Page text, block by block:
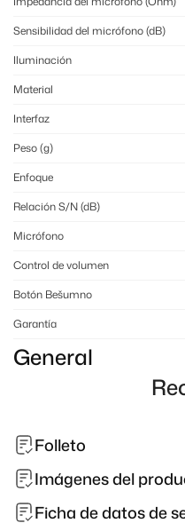
Sensibilidad del micrófono (dB)
Iluminación
Material
Interfaz
Peso (g)
Enfoque
Relación S/N (dB)
Micrófono
Control de volumen
Botón Bešumno
Garantía
General
Folleto
Imágenes del
Ficha de datos de